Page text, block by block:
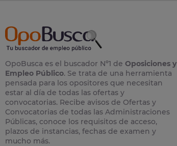
OpoBusca es el buscador Nº1 de Oposiciones y
Empleo Público. Se trata de una herramienta
pensada para los opositores que necesitan
estar al día de todas las ofertas y
convocatorias. Recibe avisos de Ofertas y
Convocatorias de todas las Administraciones
Públicas, conoce los requisitos de acceso,
plazos de instancias, fechas de examen y
mucho más.